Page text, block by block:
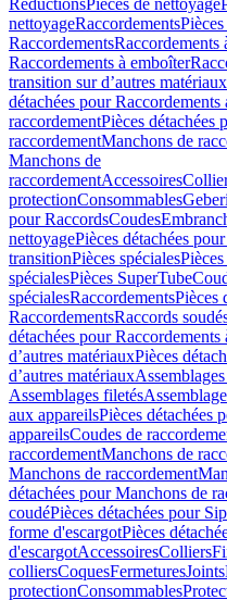
RéductionsPièces de nettoyage
nettoyageRaccordements
RaccordementsRaccordements
Raccordements à emboîter
transition sur d’autres matériaux
détachées pour Raccordements
raccordementPièces détachées
raccordementManchons de
Manchons de
raccordementAccessoires
protectionConsommables
pour RaccordsCoudes
nettoyagePièces détachées
transitionPièces spéciales
spécialesPièces SuperTube
spécialesRaccordementsPièces
RaccordementsRaccords
détachées pour Raccordements
d’autres matériauxPièces
d’autres matériaux
Assemblages filetés
aux appareilsPièces détachées
appareilsCoudes de
raccordementManchons de
Manchons de raccordement
détachées pour Manchons de
coudéPièces détachées pour
forme d'escargotPièces
d'escargotAccessoiresColliers
colliersCoquesFermeturesJoints
protectionConsommables